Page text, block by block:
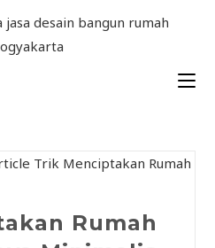
Rumah